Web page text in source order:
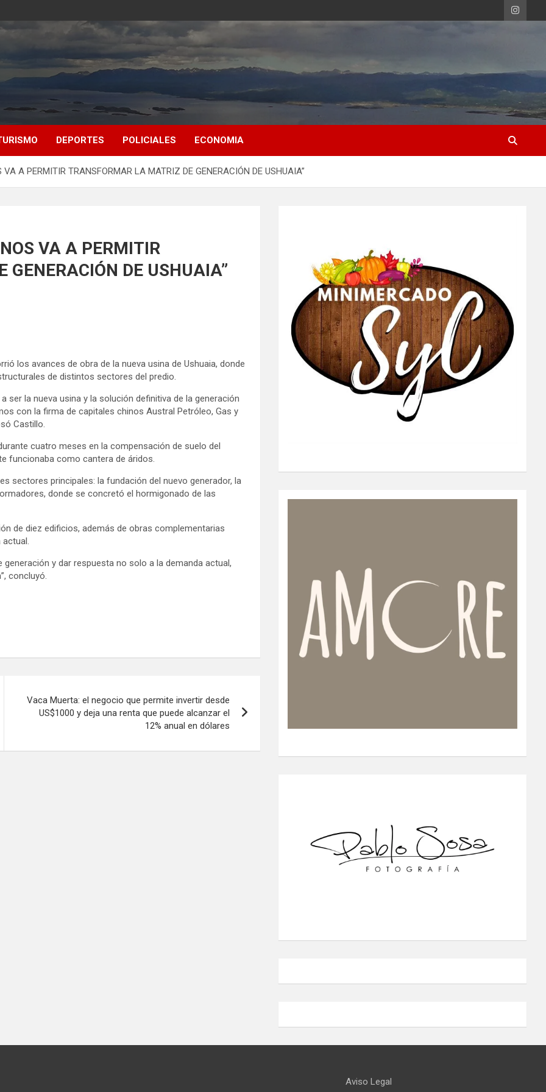
DEPORTES POLICIALES ECONOMIA
A PERMITIR TRANSFORMAR LA MATRIZ DE GENERACIÓN DE USHUAIA”
VA A PERMITIR
DE USHUAIA”
los avances de obra de la nueva usina de Ushuaia, donde
de distintos sectores del predio.
ser la nueva usina y la solución definitiva de la generación
con la firma de capitales chinos Austral Petróleo, Gas y
Castillo.
cuatro meses en la compensación de suelo del
funcionaba como cantera de áridos.
sectores principales: la fundación del nuevo generador, la
donde se concretó el hormigonado de las
de diez edificios, además de obras complementarias
y dar respuesta no solo a la demanda actual,
concluyó.
Vaca Muerta: el negocio que permite invertir desde
US$1000 y deja una renta que puede alcanzar el
12% anual en dólares
Aviso Legal